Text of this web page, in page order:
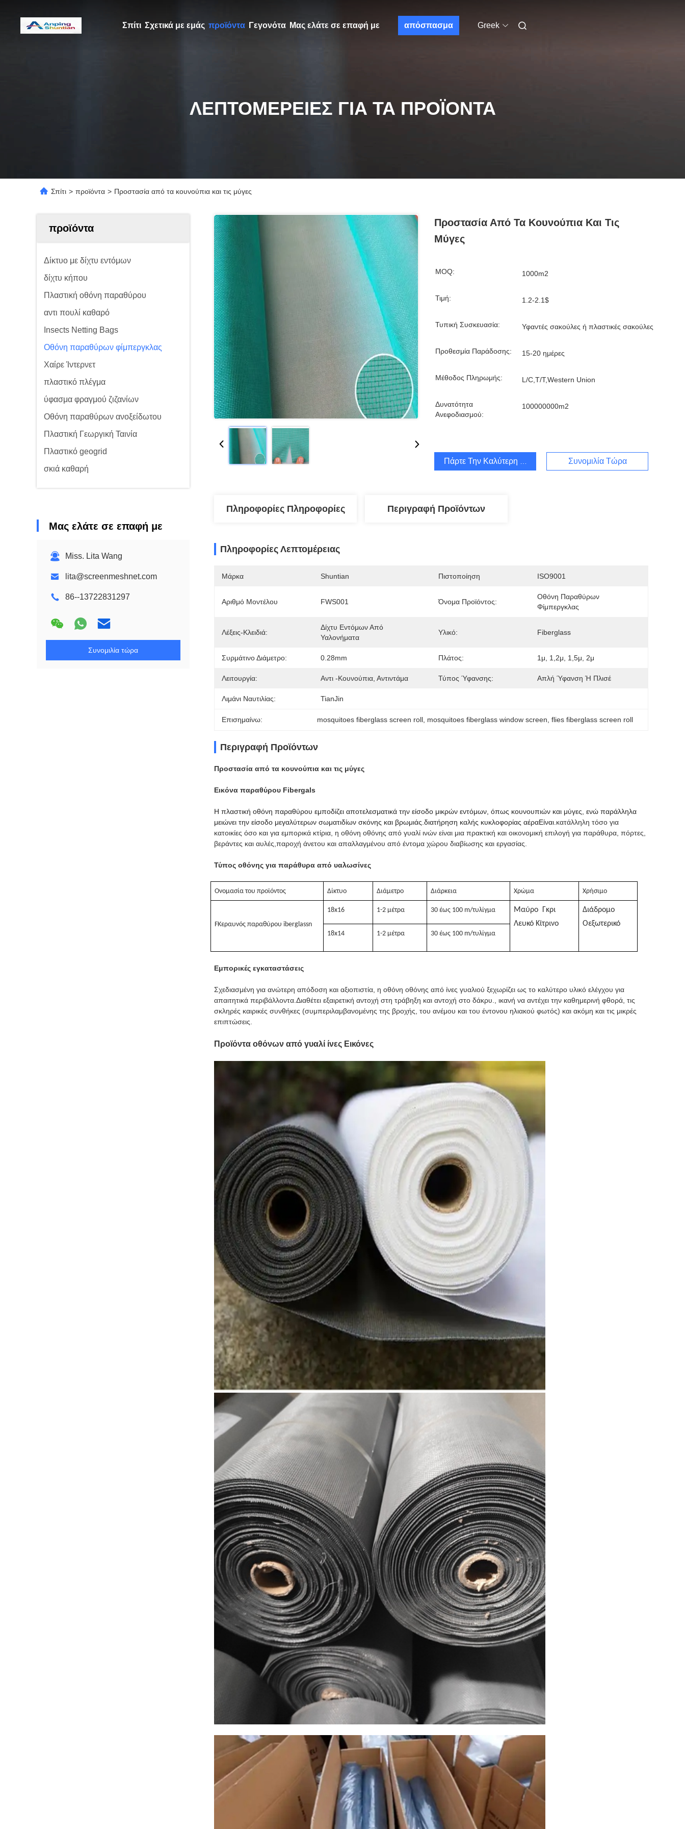
Σπίτι Σχετικά με εμάς προϊόντα Γεγονότα Μας ελάτε σε επαφή με απόσπασμα Greek
ΛΕΠΤΟΜΈΡΕΙΕΣ ΓΙΑ ΤΑ ΠΡΟΪΌΝΤΑ
Σπίτι > προϊόντα > Προστασία από τα κουνούπια και τις μύγες
προϊόντα
Δίκτυο με δίχτυ εντόμων
δίχτυ κήπου
Πλαστική οθόνη παραθύρου
αντι πουλί καθαρό
Insects Netting Bags
Οθόνη παραθύρων φίμπεργκλας
Χαίρε Ίντερνετ
πλαστικό πλέγμα
ύφασμα φραγμού ζιζανίων
Οθόνη παραθύρων ανοξείδωτου
Πλαστική Γεωργική Ταινία
Πλαστικό geogrid
σκιά καθαρή
Μας ελάτε σε επαφή με
Miss. Lita Wang
lita@screenmeshnet.com
86--13722831297
Συνομιλία τώρα
Προστασία Από Τα Κουνούπια Και Τις
Μύγες
MOQ: 1000m2
Τιμή: 1.2-2.1$
Τυπική Συσκευασία: Υφαντές σακούλες ή πλαστικές σακούλες
Προθεσμία Παράδοσης: 15-20 ημέρες
Μέθοδος Πληρωμής: L/C,T/T,Western Union
Δυνατότητα
Ανεφοδιασμού:
100000000m2
Πάρτε Την Καλύτερη Τιμή Συνομιλία Τώρα
Πληροφορίες Πληροφορίες Περιγραφή Προϊόντων
Πληροφορίες Λεπτομέρειας
Μάρκα Shuntian Πιστοποίηση ISO9001
Αριθμό Μοντέλου FWS001 Όνομα Προϊόντος:
Οθόνη Παραθύρων
Φίμπεργκλας
Λέξεις-Κλειδιά:
Δίχτυ Εντόμων Από
Υαλονήματα
Υλικό: Fiberglass
Συρμάτινο Διάμετρο: 0.28mm Πλάτος: 1μ, 1,2μ, 1,5μ, 2μ
Λειτουργία: Αντι -κουνούπια, Αντιντάμα Τύπος Ύφανσης: Απλή Ύφανση Ή Πλισέ
Λιμάνι Ναυτιλίας: TianJin
Επισημαίνω: mosquitoes fiberglass screen roll mosquitoes fiberglass window screen , flies fiberglass screen roll
Περιγραφή Προϊόντων
Προστασία από τα κουνούπια και τις μύγες
Εικόνα παραθύρου Fibergals
Η πλαστική οθόνη παραθύρου εμποδίζει αποτελεσματικά την είσοδο μικρών εντόμων, όπως κουνουπιών και μύγες, ενώ παράλληλα
μειώνει την είσοδο μεγαλύτερων σωματιδίων σκόνης και βρωμιάς.διατήρηση καλής κυκλοφορίας αέραΕίναι. κατάλληλη τόσο για
κατοικίες όσο και για εμπορικά κτίρια, η οθόνη οθόνης από γυαλί ινών είναι μια πρακτική και οικονομική επιλογή για παράθυρα, πόρτες,
βεράντες και αυλές,παροχή άνετου και απαλλαγμένου από έντομα χώρου διαβίωσης και εργασίας.
Τύπος οθόνης για παράθυρα από υαλωσίνες
Ονομασία του προϊόντος Δίκτυο Διάμετρο Διάρκεια Χρώμα Χρήσιμο
FΚεραυνός παραθύρου iberglassn
18x16 1-2 μέτρα 30 έως 100 m/τυλίγμα Μαύρο
Γκρι
Λευκό Κίτρινο
Διάδρομο
Οεξωτερικό
18x14 1-2 μέτρα 30 έως 100 m/τυλίγμα
Εμπορικές εγκαταστάσεις
Σχεδιασμένη για ανώτερη απόδοση και αξιοπιστία, η οθόνη οθόνης από ίνες γυαλιού ξεχωρίζει ως το καλύτερο υλικό ελέγχου για
απαιτητικά περιβάλλοντα.Διαθέτει εξαιρετική αντοχή στη τράβηξη και αντοχή στο δάκρυ., ικανή να αντέχει την καθημερινή φθορά, τις
σκληρές καιρικές συνθήκες (συμπεριλαμβανομένης της βροχής, του ανέμου και του έντονου ηλιακού φωτός) και ακόμη και τις μικρές
επιπτώσεις.
Προϊόντα οθόνων από γυαλί ίνες Εικόνες